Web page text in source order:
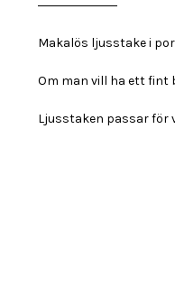
Makalös ljusstake i
Om man vill ha ett fint
Ljusstaken passar för